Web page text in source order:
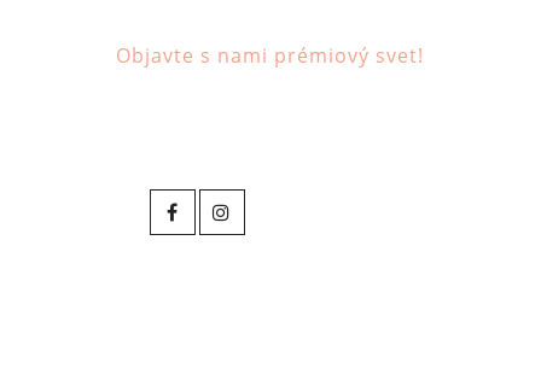
Objavte s nami prémiový svet!